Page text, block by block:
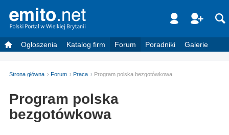
Ogłoszenia Katalog firm Forum Poradniki Galerie
Strona główna Forum Praca Program polska bezgotówkowa
Program polska
bezgotówkowa